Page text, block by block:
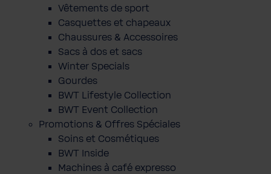
Vêtements de sport
Casquettes et chapeaux
Chaussures & Accessoires
Sacs à dos et sacs
Winter Specials
Gourdes
BWT Lifestyle Collection
BWT Event Collection
Promotions & Offres Spéciales
Soins et Cosmétiques
BWT Inside
Machines à café expresso